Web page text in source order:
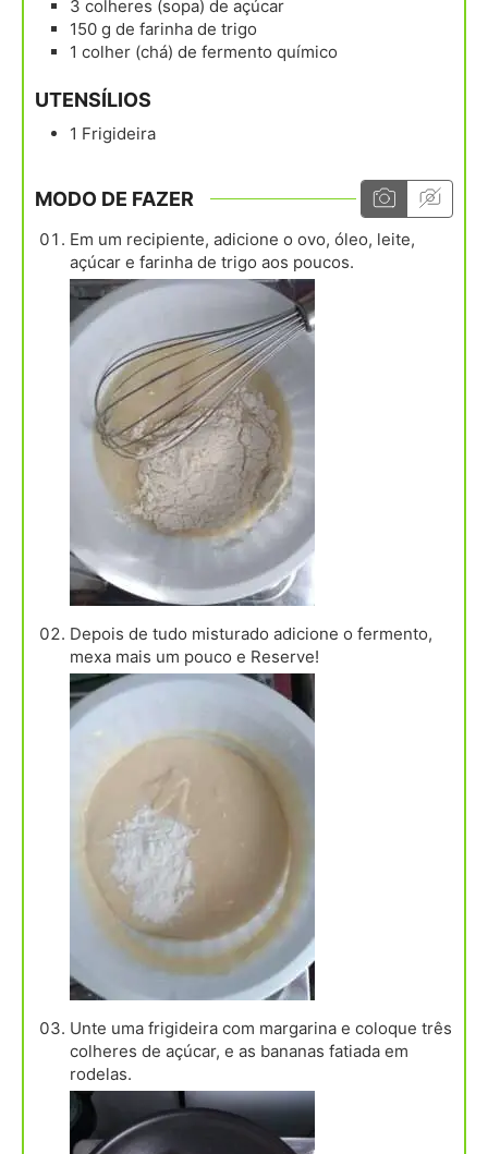
3 colheres (sopa) de açúcar
150 g de farinha de trigo
1 colher (chá) de fermento químico
UTENSÍLIOS
1 Frigideira
MODO DE FAZER
Em um recipiente, adicione o ovo, óleo, leite,
açúcar e farinha de trigo aos poucos.
Depois de tudo misturado adicione o fermento,
mexa mais um pouco e Reserve!
Unte uma frigideira com margarina e coloque três
colheres de açúcar, e as bananas fatiada em
rodelas.